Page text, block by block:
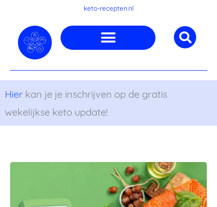
inhoud
keto-recepten.nl
Hier kan je je inschrijven op de gratis
wekelijkse keto update!